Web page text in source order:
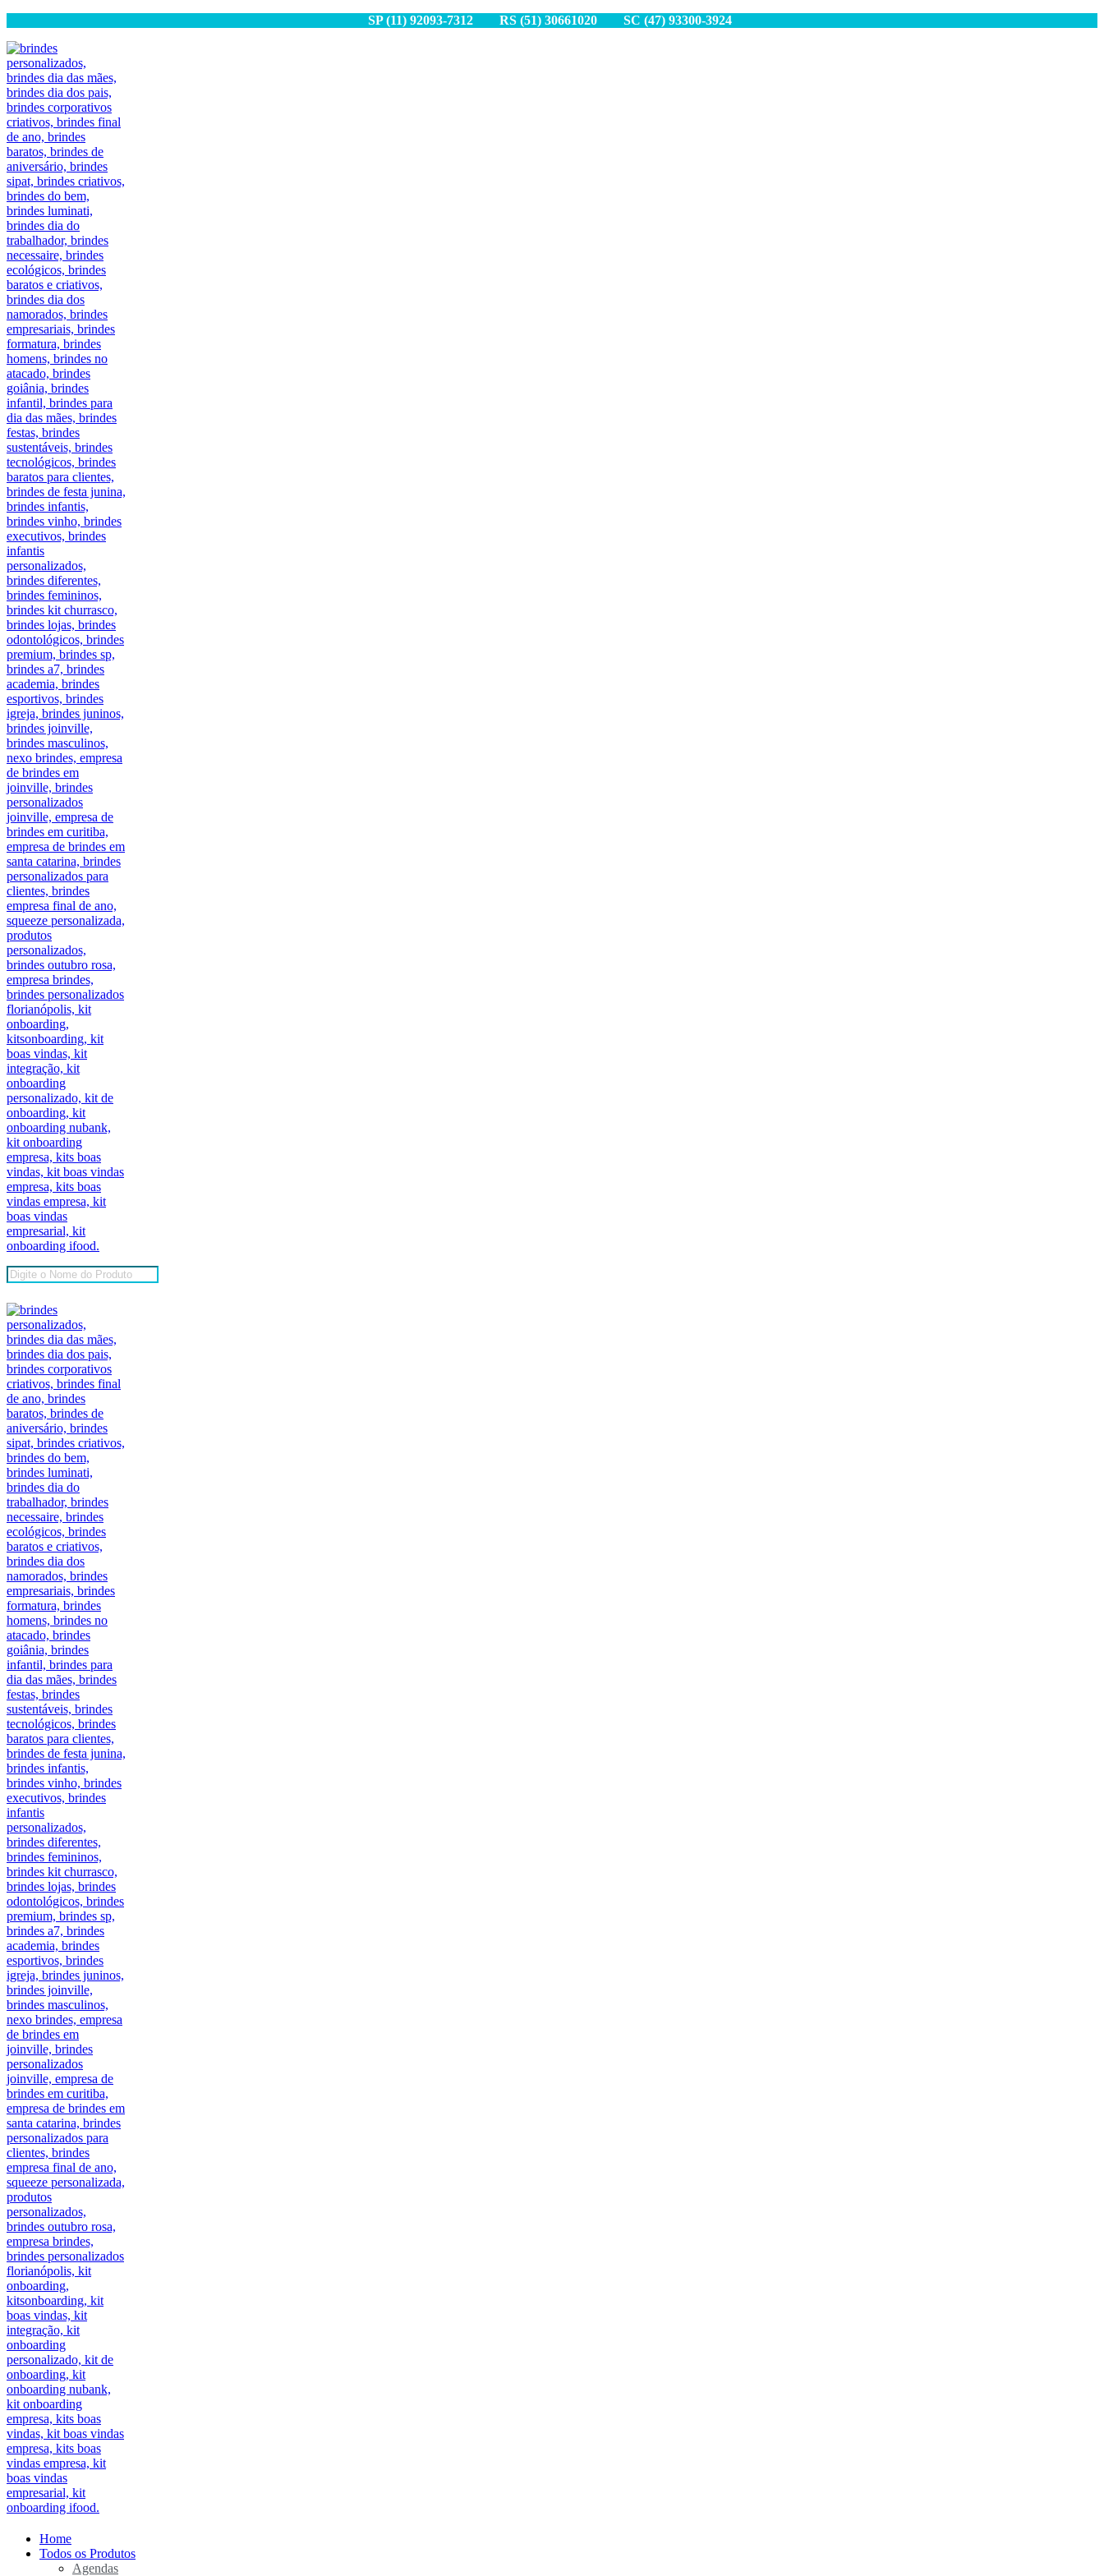
SP (11) 92093-7312 RS (51) 30661020 SC (47) 93300-3924
Pesquisar
produtos
Home
Todos os Produtos
Agendas